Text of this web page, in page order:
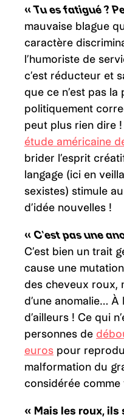
« Tu es fatigué ?
mauvaise blague
caractère
l’humoriste de
c’est réducteur et
que ce n’est pas la
politiquement
peut plus rien dire
étude américaine
brider l’esprit
langage (ici en
sexistes) stimule
d’idée nouvelles !
« C’est pas une
C’est bien un trait
cause une
des cheveux roux,
d’une anomalie…
d’ailleurs ! Ce qui
personnes de
euros pour
malformation du
considérée
« Mais les roux, ils